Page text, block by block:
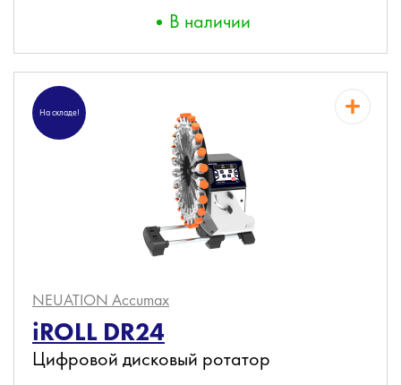
В наличии
На складе!
NEUATION Accumax
iROLL DR24
Цифровой дисковый ротатор